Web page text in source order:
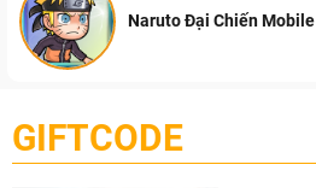
Naruto Đại Chiến Mobile
GIFTCODE